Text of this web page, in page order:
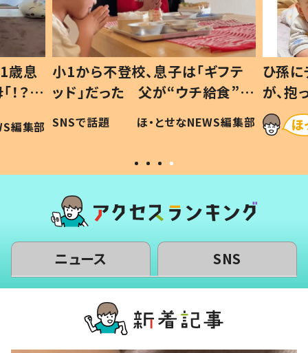
歳息
？」
編集部
小1から不登校、息子は「ギフテ
ッド」だった 父が“ウチ給食”を
作り続ける理由とは #令和の親
#令和の子
SNSで話題 ほ・とせなNEWS編集部
ひ孫
が、
「涙が
い」
ニュース SNS